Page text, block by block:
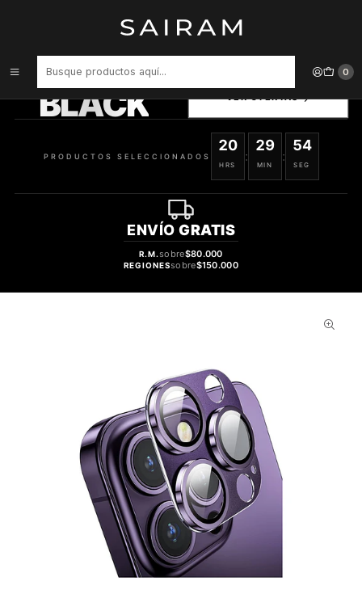
0
Protector Songz De Camara For Iphone 14 Pro/ Max 617930352385
BLACK
SELECCIONADOS
PRODUCTOS SELECCIONADOS
20
HRS
:
29
MIN
:
53
SEG
ENVÍO GRATIS
R.M.sobre$80.000
REGIONESsobre$150.000